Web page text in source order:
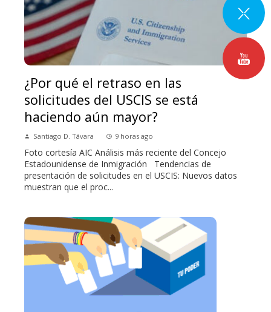
¿Por qué el retraso en las
solicitudes del USCIS se está
haciendo aún mayor?
Santiago D. Távara 9 horas ago
Foto cortesía AIC Análisis más reciente del Concejo
Estadounidense de Inmigración Tendencias de
presentación de solicitudes en el USCIS: Nuevos datos
muestran que el proc...